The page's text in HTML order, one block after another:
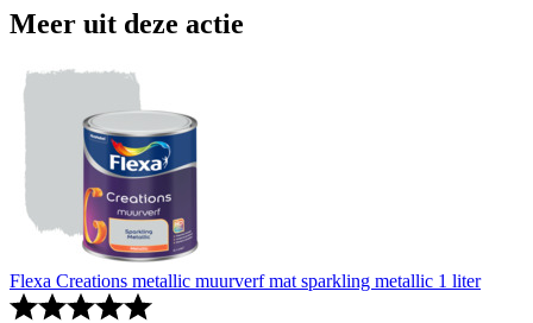
Meer uit deze actie
Flexa Creations metallic muurverf mat sparkling metallic 1 liter